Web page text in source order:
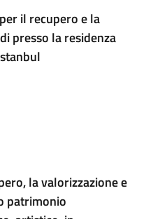
il recupero e la
presso la residenza
la valorizzazione e
patrimonio